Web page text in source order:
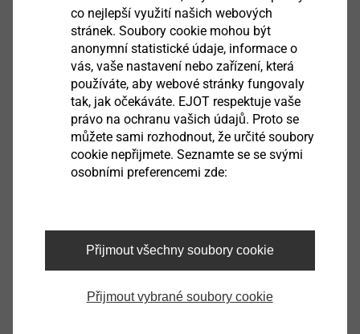
technické a montážnípředpisy výrobce příslušných
Ke stažení
Čeština
Produktový list.pdf 380 KB
Angličtina
co nejlepší využití našich webových
stránek. Soubory cookie mohou být
anonymní statistické údaje, informace o
vás, vaše nastavení nebo zařízení, která
používáte, aby webové stránky fungovaly
tak, jak očekáváte. EJOT respektuje vaše
právo na ochranu vašich údajů. Proto se
můžete sami rozhodnout, že určité soubory
cookie nepřijmete. Seznamte se se svými
osobními preferencemi zde:
Přijmout všechny soubory cookie
Přijmout vybrané soubory cookie